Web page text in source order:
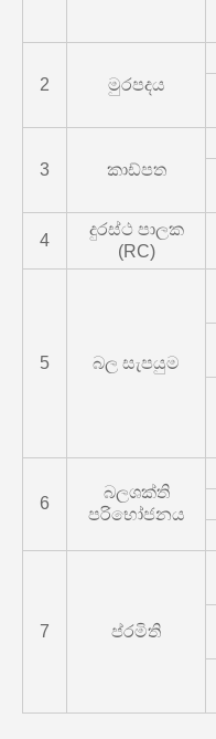
2 මුරපදය
3 කාඩ්පත
4
දුරස්ථ පාලක
(RC)
5 බල සැපයුම
6
බලශක්ති
පරිභෝජනය
7 ප්රමිති